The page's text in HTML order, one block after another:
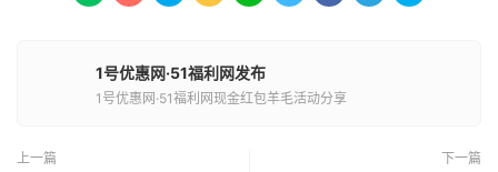
1号优惠网·51福利网发布
1号优惠网·51福利网现金红包羊毛活动分享
上一篇 下一篇